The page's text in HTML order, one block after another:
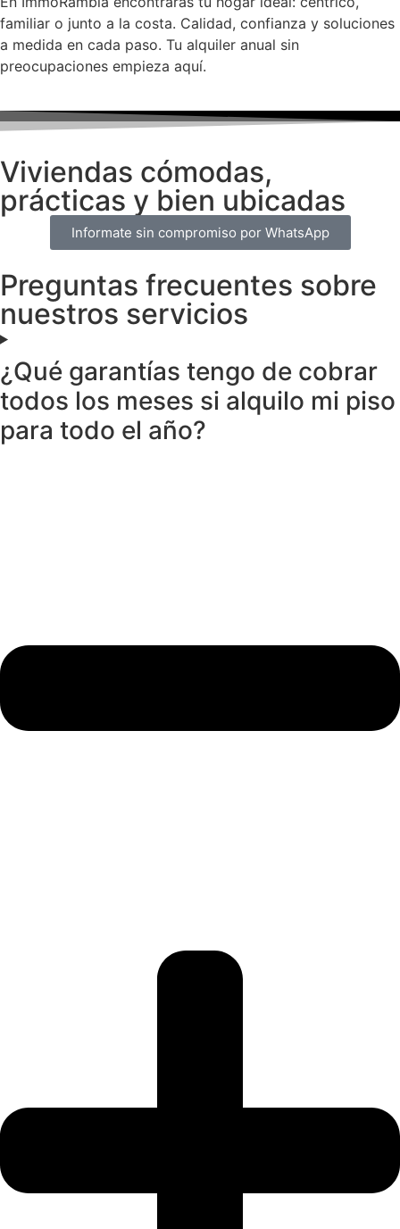
familiar o junto a la costa. Calidad, confianza y soluciones
a medida en cada paso. Tu alquiler anual sin
preocupaciones empieza aquí.
Viviendas cómodas,
prácticas y bien ubicadas
Informate sin compromiso por WhatsApp
Preguntas frecuentes sobre
nuestros servicios
¿Qué garantías tengo de cobrar
todos los meses si alquilo mi piso
para todo el año?